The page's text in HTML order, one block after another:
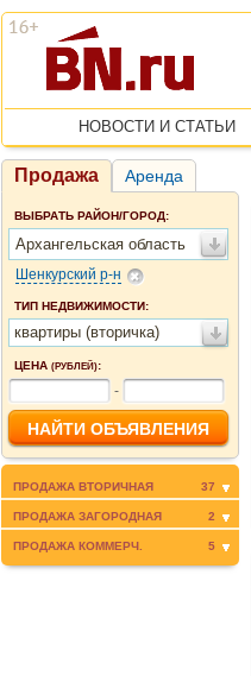
НОВОСТИ И СТАТЬИ
Продажа Аренда
ВЫБРАТЬ РАЙОН/ГОРОД:
Архангельская область
Шенкурский р-н
ТИП НЕДВИЖИМОСТИ:
квартиры (вторичка)
ЦЕНА (РУБЛЕЙ):
-
ПРОДАЖА ВТОРИЧНАЯ 37
ПРОДАЖА ЗАГОРОДНАЯ 2
ПРОДАЖА КОММЕРЧ. 5